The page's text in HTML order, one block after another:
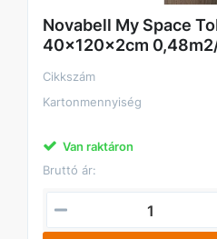
Novabell My Space
40x120x2cm
Cikkszám
Kartonmennyiség
Van raktáron
Bruttó ár: